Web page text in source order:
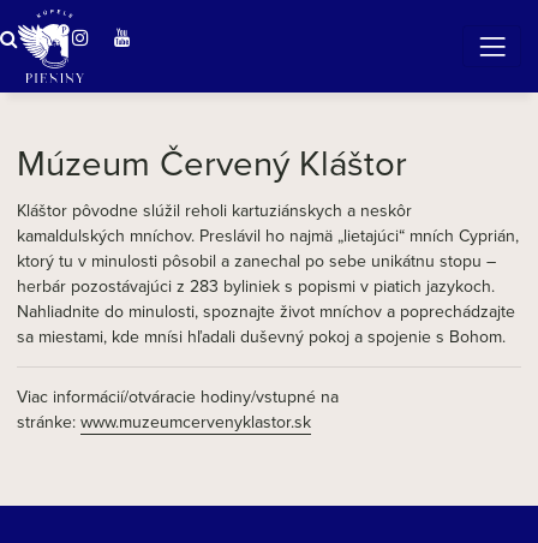
Múzeum Červený Kláštor
Kláštor pôvodne slúžil reholi kartuziánskych a neskôr
kamaldulských mníchov. Preslávil ho najmä „lietajúci“ mních Cyprián,
ktorý tu v minulosti pôsobil a zanechal po sebe unikátnu stopu –
herbár pozostávajúci z 283 byliniek s popismi v piatich jazykoch.
Nahliadnite do minulosti, spoznajte život mníchov a poprechádzajte
sa miestami, kde mnísi hľadali duševný pokoj a spojenie s Bohom.
Viac informácií/otváracie hodiny/vstupné na
stránke: www.muzeumcervenyklastor.sk